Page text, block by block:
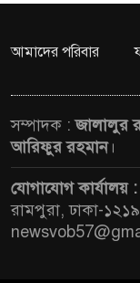
আমাদের পরিবার
সম্পাদক :জালালুর
আরিফুর রহমান।
যোগাযোগ কার্যালয় :
রামপুরা, ঢাকা-